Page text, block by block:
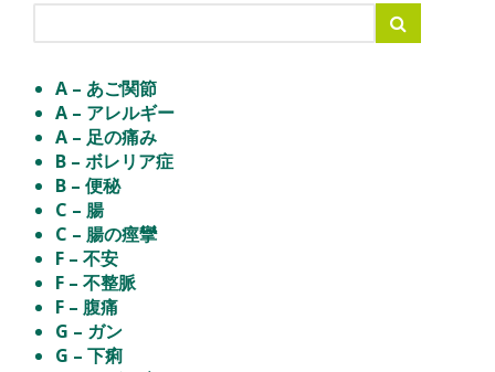
A – あご関節
A – アレルギー
A – 足の痛み
B – ボレリア症
B – 便秘
C – 腸
C – 腸の痙攣
F – 不安
F – 不整脈
F – 腹痛
G – ガン
G – 下痢